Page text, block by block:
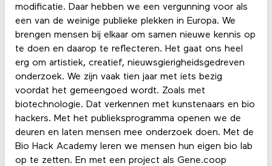
modificatie. Daar hebben we een vergunning voor als
een van de weinige publieke plekken in Europa. We
brengen mensen bij elkaar om samen nieuwe kennis op
te doen en daarop te reflecteren. Het gaat ons heel
erg om artistiek, creatief, nieuwsgierigheidsgedreven
onderzoek. We zijn vaak tien jaar met iets bezig
voordat het gemeengoed wordt. Zoals met
biotechnologie. Dat verkennen met kunstenaars en bio
hackers. Met het publieksprogramma openen we de
deuren en laten mensen mee onderzoek doen. Met de
Bio Hack Academy leren we mensen hun eigen bio lab
op te zetten. En met een project als Gene.coop